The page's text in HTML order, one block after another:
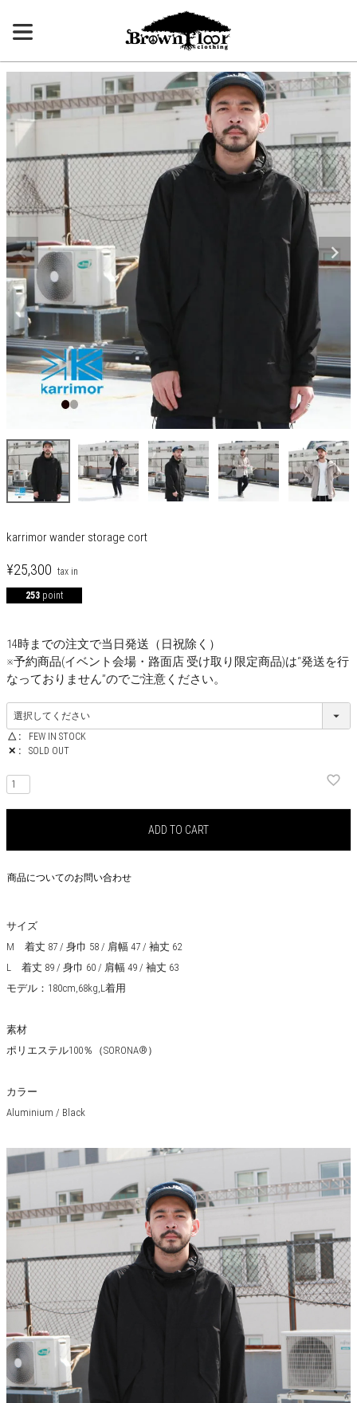
karrimor wander storage cort
¥25,300
253 point
14時までの注文で当日発送（日祝除く）
※予約商品(イベント会場・路面店 受け取り限定商品)は“発送を行
なっておりません”のでご注意ください。
△
FEW IN STOCK
✕
SOLD OUT
ADD TO CART
商品についてのお問い合わせ
サイズ
M 着丈 87 / 身巾 58 / 肩幅 47 / 袖丈 62
L 着丈 89 / 身巾 60 / 肩幅 49 / 袖丈 63
モデル：180cm,68kg,L着用
素材
ポリエステル100％（SORONA®）
カラー
Aluminium / Black